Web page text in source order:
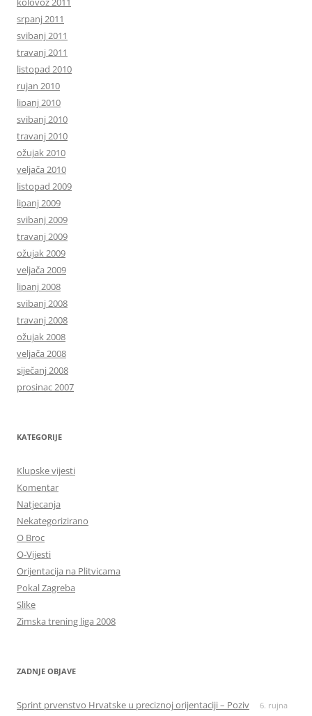
srpanj 2011
svibanj 2011
travanj 2011
listopad 2010
rujan 2010
lipanj 2010
svibanj 2010
travanj 2010
ožujak 2010
veljača 2010
listopad 2009
lipanj 2009
svibanj 2009
travanj 2009
ožujak 2009
veljača 2009
lipanj 2008
svibanj 2008
travanj 2008
ožujak 2008
veljača 2008
siječanj 2008
prosinac 2007
KATEGORIJE
Klupske vijesti
Komentar
Natjecanja
Nekategorizirano
O Broc
O-Vijesti
Orijentacija na Plitvicama
Pokal Zagreba
Slike
Zimska trening liga 2008
ZADNJE OBJAVE
Sprint prvenstvo Hrvatske u preciznoj orijentaciji – Poziv
6. rujna